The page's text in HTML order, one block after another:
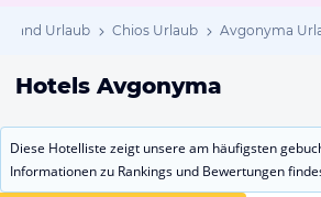
Urlaub Chios Urlaub Avgonyma
Hotels Avgonyma
Diese Hotelliste zeigt unsere am häufigsten
Informationen zu Rankings und Bewertungen